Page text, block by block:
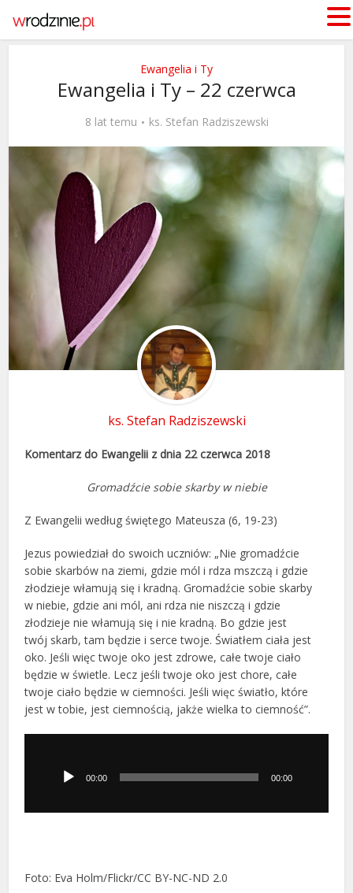
Ewangelia i Ty
Ewangelia i Ty – 22 czerwca
8 lat temu ks. Stefan Radziszewski
ks. Stefan Radziszewski
Komentarz do Ewangelii z dnia 22 czerwca 2018
Gromadźcie sobie skarby w niebie
Z Ewangelii według świętego Mateusza (6, 19-23)
Jezus powiedział do swoich uczniów: „Nie gromadźcie
sobie skarbów na ziemi, gdzie mól i rdza mszczą i gdzie
złodzieje włamują się i kradną. Gromadźcie sobie skarby
w niebie, gdzie ani mól, ani rdza nie niszczą i gdzie
złodzieje nie włamują się i nie kradną. Bo gdzie jest
twój skarb, tam będzie i serce twoje. Światłem ciała jest
oko. Jeśli więc twoje oko jest zdrowe, całe twoje ciało
będzie w świetle. Lecz jeśli twoje oko jest chore, całe
twoje ciało będzie w ciemności. Jeśli więc światło, które
jest w tobie, jest ciemnością, jakże wielka to ciemność”.
dźwiękowych00:00 00:00
Foto: Eva Holm/Flickr/CC BY-NC-ND 2.0